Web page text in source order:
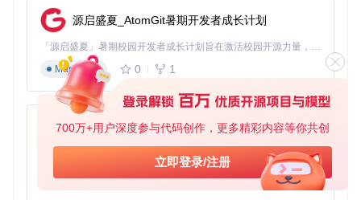
700万+用户深度参与代码创作，更多精彩内容等你共创
立即登录/注册
源启盛夏_AtomGit暑期开发者成长计划
「源启盛夏」暑期校园开发者成长计划旨在激活校园开源力量，通过积分激励、认证扶持、资源倾斜等形式，引导高校组织和开发者完成「入驻 — 建项目 — 做贡献 — 获认证 — 得资源」的完整闭环。无论你是想带领社团入驻平台的组织者，还是希望用代码贡献证明自己的开发者，都能在这里找到属于你的成长路径。
Markdown
0 1
py-xiaozhi
基于Python的Xiaozhi AI，适用于想要完整Xiaozhi体验而无需拥有专用硬件的用户。
Python
0 1